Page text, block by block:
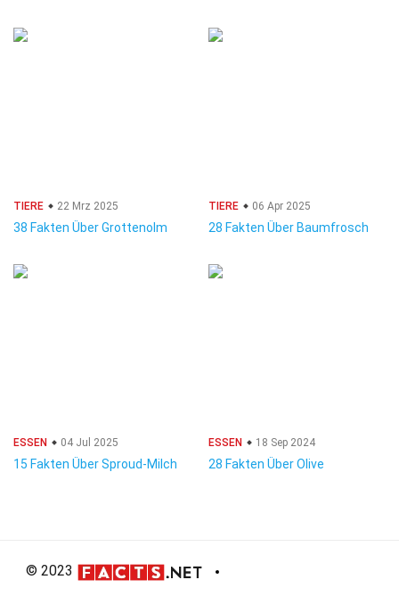
TIERE 22 Mrz 2025
38 Fakten Über Grottenolm
TIERE 06 Apr 2025
28 Fakten Über Baumfrosch
ESSEN 04 Jul 2025
15 Fakten Über Sproud-Milch
ESSEN 18 Sep 2024
28 Fakten Über Olive
© 2023